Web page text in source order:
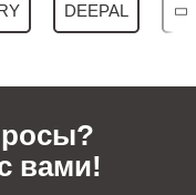
DEEPAL
вами!